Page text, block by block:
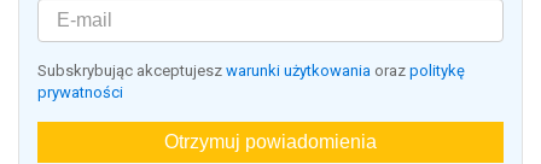
Subskrybując akceptujesz warunki użytkowania oraz politykę
prywatności
Otrzymuj powiadomienia